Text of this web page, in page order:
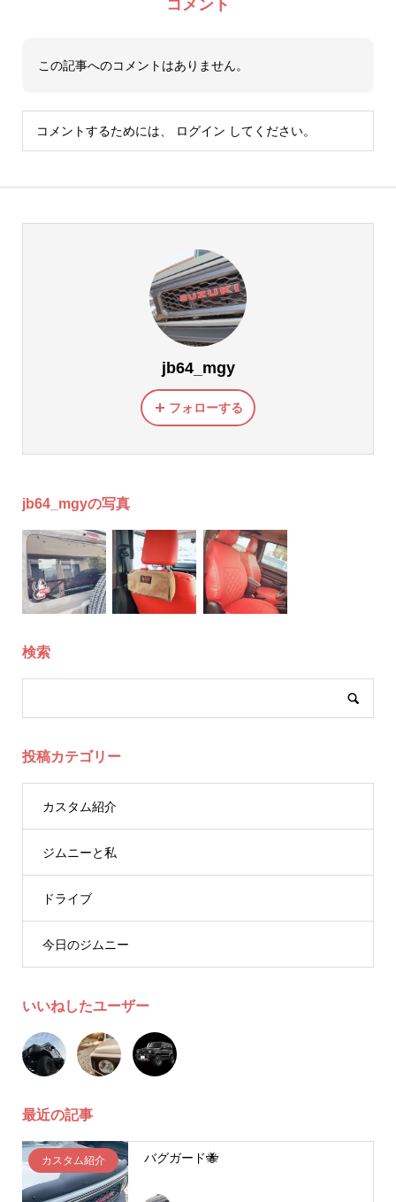
コメント
この記事へのコメントはありません。
コメントするためには、 ログイン してください。
jb64_mgy
フォローする
jb64_mgyの写真
検索
投稿カテゴリー
カスタム紹介
ジムニーと私
ドライブ
今日のジムニー
いいねしたユーザー
最近の記事
カスタム紹介 バグガード🐝